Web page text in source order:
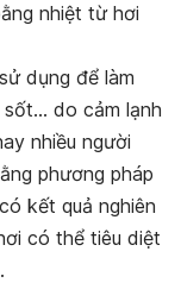
nhiệt từ hơi
dụng để làm
sốt… do cảm lạnh
nhiều người
phương pháp
kết quả nghiên
có thể tiêu diệt